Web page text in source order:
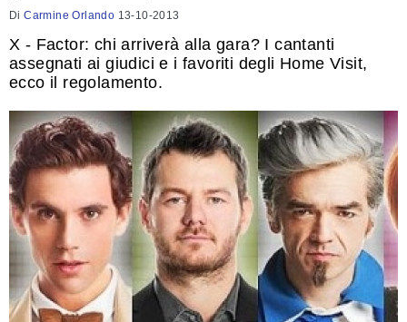
DiCarmine Orlando 13-10-2013
X - Factor: chi arriverà alla gara? I cantanti
assegnati ai giudici e i favoriti degli Home Visit,
ecco il regolamento.